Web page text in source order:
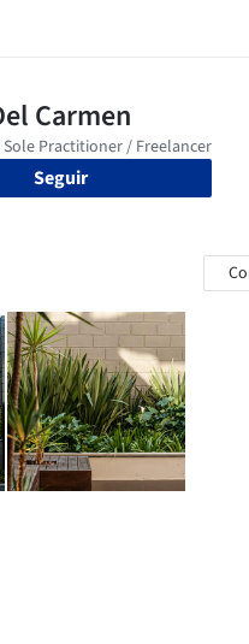
Seguir